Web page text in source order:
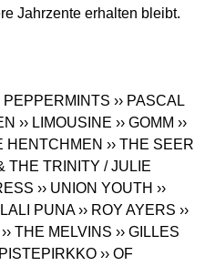
Jahrzente erhalten bleibt.
PEPPERMINTS ›› PASCAL
›› LIMOUSINE ›› GOMM ››
HENTCHMEN ›› THE SEER
THE TRINITY / JULIE
›› UNION YOUTH ››
LALI PUNA ›› ROY AYERS ››
›› THE MELVINS ›› GILLES
PISTEPIRKKO ›› OF